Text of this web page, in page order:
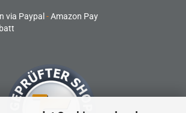
via Paypal -Amazon Pay